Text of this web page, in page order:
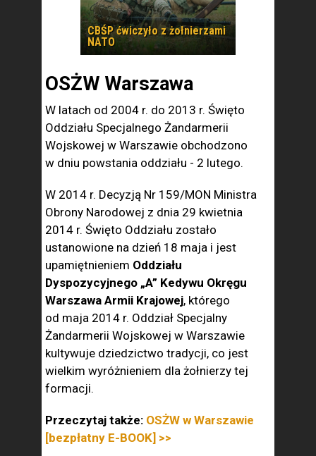
CBŚP ćwiczyło z żołnierzami
NATO
OSŻW Warszawa
W latach od 2004 r. do 2013 r. Święto
Oddziału Specjalnego Żandarmerii
Wojskowej w Warszawie obchodzono
w dniu powstania oddziału - 2 lutego.
W 2014 r. Decyzją Nr 159/MON Ministra
Obrony Narodowej z dnia 29 kwietnia
2014 r. Święto Oddziału zostało
ustanowione na dzień 18 maja i jest
upamiętnieniem Oddziału
Dyspozycyjnego „A” Kedywu Okręgu
Warszawa Armii Krajowej, którego
od maja 2014 r. Oddział Specjalny
Żandarmerii Wojskowej w Warszawie
kultywuje dziedzictwo tradycji, co jest
wielkim wyróżnieniem dla żołnierzy tej
formacji.
Przeczytaj także: OSŻW w Warszawie
[bezpłatny E-BOOK] >>